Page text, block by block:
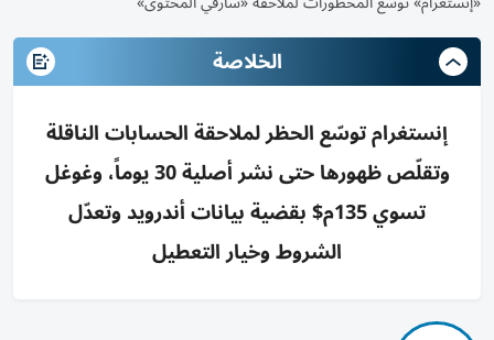
الخلاصة
إنستغرام توسّع الحظر لملاحقة الحسابات الناقلة
وتقلّص ظهورها حتى نشر أصلية 30 يوماً، وغوغل
تسوي 135م$ بقضية بيانات أندرويد وتعدّل
الشروط وخيار التعطيل